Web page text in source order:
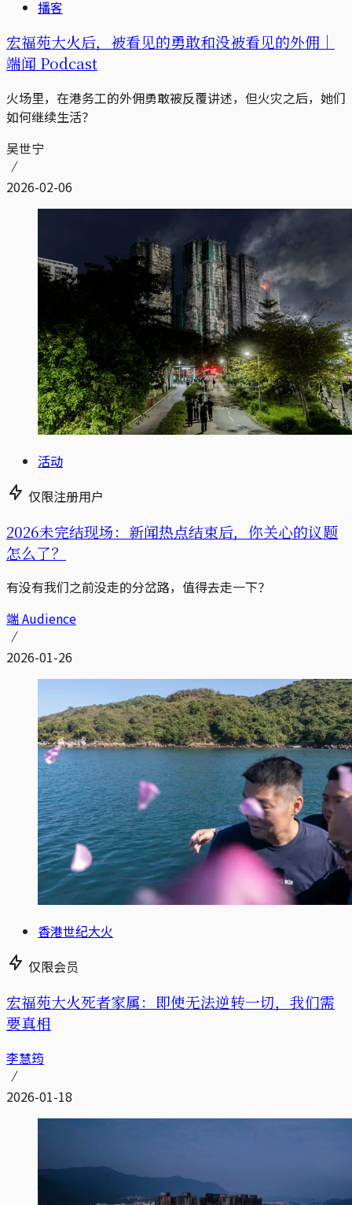
播客
宏福苑大火后，被看见的勇敢和没被看见的外佣｜
端闻 Podcast
火场里，在港务工的外佣勇敢被反覆讲述，但火灾之后，她们
如何继续生活？
吴世宁
2026-02-06
活动
仅限注册用户
2026未完结现场：新闻热点结束后，你关心的议题
怎么了？
有没有我们之前没走的分岔路，值得去走一下？
端 Audience
2026-01-26
香港世纪大火
仅限会员
宏福苑大火死者家属：即使无法逆转一切，我们需
要真相
李慧筠
2026-01-18